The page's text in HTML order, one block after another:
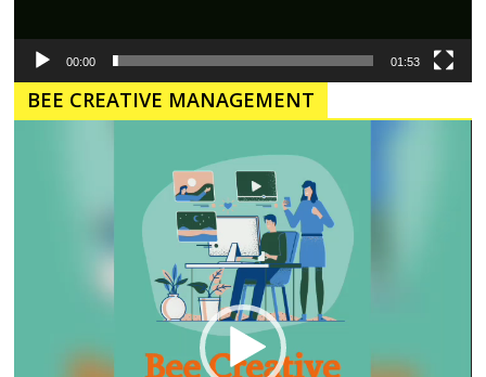
00:00 01:53
BEE CREATIVE MANAGEMENT